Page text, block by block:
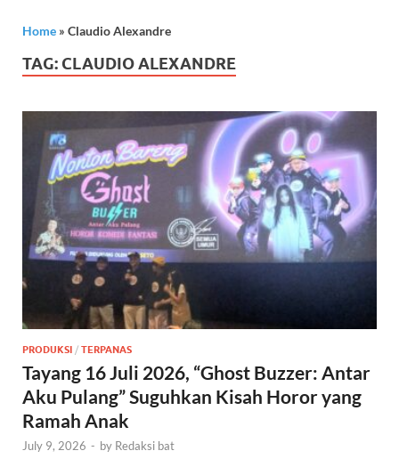
Home » Claudio Alexandre
TAG: CLAUDIO ALEXANDRE
PRODUKSI / TERPANAS
Tayang 16 Juli 2026, “Ghost Buzzer: Antar
Aku Pulang” Suguhkan Kisah Horor yang
Ramah Anak
July 9, 2026 - by Redaksi bat